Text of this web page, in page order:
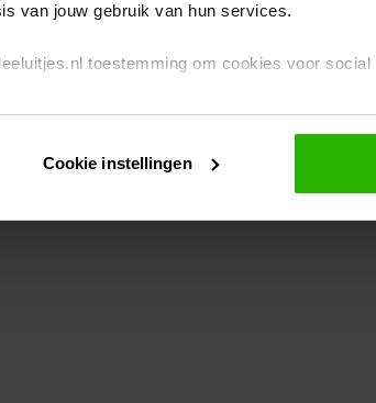
van jouw gebruik van hun services.
toestemming om cookies voor
welke cookies worden geplaatst. Je kunt je
Cookie instellingen